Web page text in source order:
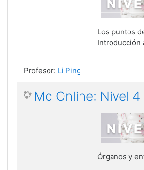
Los puntos
Introducción
Profesor: Li Ping
Mc Online: Nivel 4
Órganos y